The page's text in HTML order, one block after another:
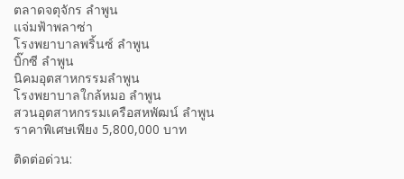
ตลาดจตุจักร ลำพูน
แจ่มฟ้าพลาซ่า
โรงพยาบาลพริ้นซ์ ลำพูน
บิ๊กซี ลำพูน
นิคมอุตสาหกรรมลำพูน
โรงพยาบาลใกล้หมอ ลำพูน
สวนอุตสาหกรรมเครือสหพัฒน์ ลำพูน
ราคาพิเศษเพียง 5,800,000 บาท
ติดต่อด่วน: